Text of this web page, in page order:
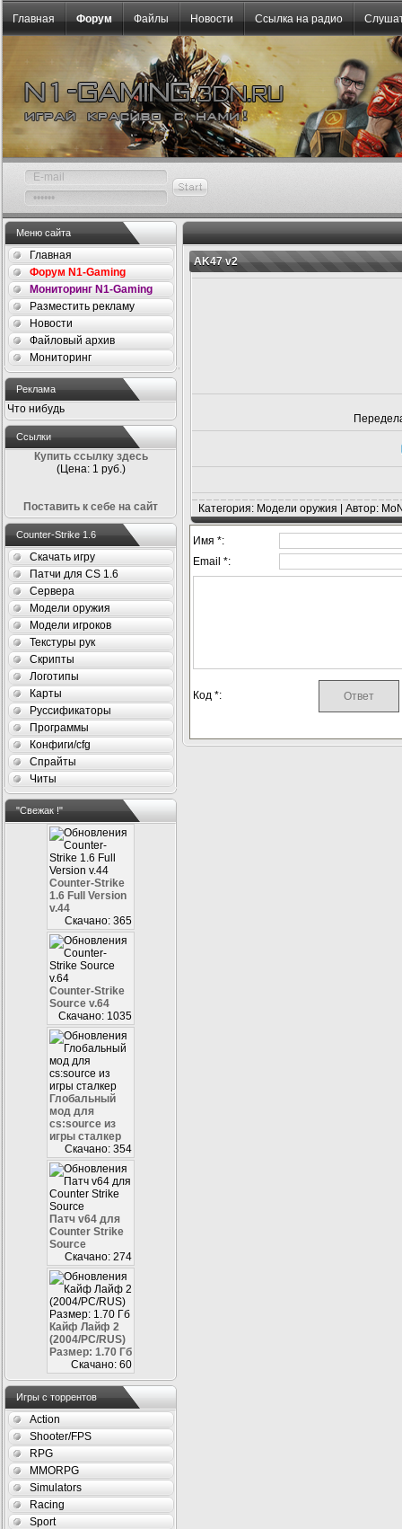
Главная Форум Файлы Новости Ссылка на радио
Меню сайта
Главная
Форум N1-Gaming
Мониторинг N1-Gaming
Разместить рекламу
Новости
Файловый архив
Мониторинг
Реклама
Что нибудь
Ссылки
Купить ссылку здесь
(Цена: 1 руб.)
Поставить к себе на сайт
Counter-Strike 1.6
Скачать игру
Патчи для CS 1.6
Сервера
Модели оружия
Модели игроков
Текстуры рук
Скрипты
Логотипы
Карты
Руссификаторы
Программы
Конфиги/cfg
Спрайты
Читы
"Свежак !"
Counter-Strike
1.6 Full Version
v.44
Скачано: 365
Counter-Strike
Source v.64
Скачано: 1035
Глобальный
мод для
cs:source из
игры сталкер
Скачано: 354
Патч v64 для
Counter Strike
Source
Скачано: 274
Кайф Лайф 2
(2004/PC/RUS)
Размер: 1.70 Гб
Скачано: 60
Игры с торрентов
Action
Shooter/FPS
RPG
MMORPG
Simulators
Racing
Sport
AK47 v2
Категория: Модели оружия | Автор:
Имя *:
Email *:
Код *: